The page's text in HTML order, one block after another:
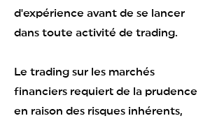
d'expérience avant de se lancer
dans toute activité de trading.
Le trading sur les marchés
financiers requiert de la prudence
en raison des risques inhérents,